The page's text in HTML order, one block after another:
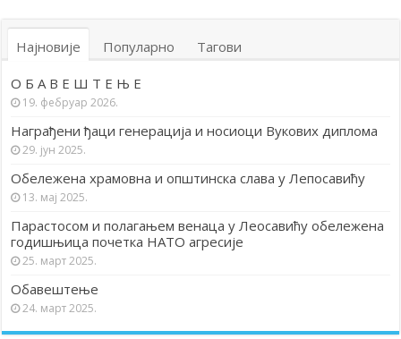
Најновије Популарно Тагови
О Б А В Е Ш Т Е Њ Е
19. фебруар 2026.
Награђени ђаци генерација и носиоци Вукових диплома
29. јун 2025.
Обележена храмовна и општинска слава у Лепосавићу
13. мај 2025.
Парастосом и полагањем венаца у Леосавићу обележена
годишњица почетка НАТО агресије
25. март 2025.
Обавештење
24. март 2025.